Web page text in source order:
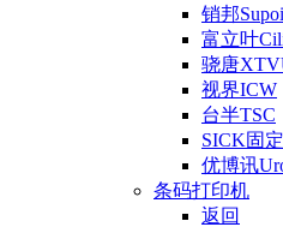
销邦
富立叶
骁唐
视界ICW
台半TSC
SICK固
优博讯
条码打印机
返回